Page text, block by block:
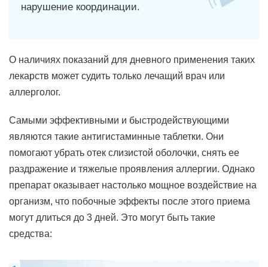
нарушение координации.
О наличиях показаний для дневного применения таких
лекарств может судить только лечащий врач или
аллерголог.
Самыми эффективными и быстродействующими
являются такие антигистаминные таблетки. Они
помогают убрать отек слизистой оболочки, снять ее
раздражение и тяжелые проявления аллергии. Однако
препарат оказывает настолько мощное воздействие на
организм, что побочные эффекты после этого приема
могут длиться до 3 дней. Это могут быть такие
средства: